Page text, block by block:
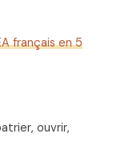
français en 5
ouvrir,